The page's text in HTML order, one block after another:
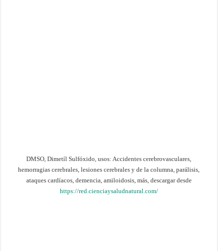
DMSO, Dimetíl Sulfóxido, usos: Accidentes cerebrovasculares,
hemorragias cerebrales, lesiones cerebrales y de la columna, parálisis,
ataques cardíacos, demencia, amiloidosis, más, descargar desde
https://red.cienciaysaludnatural.com/